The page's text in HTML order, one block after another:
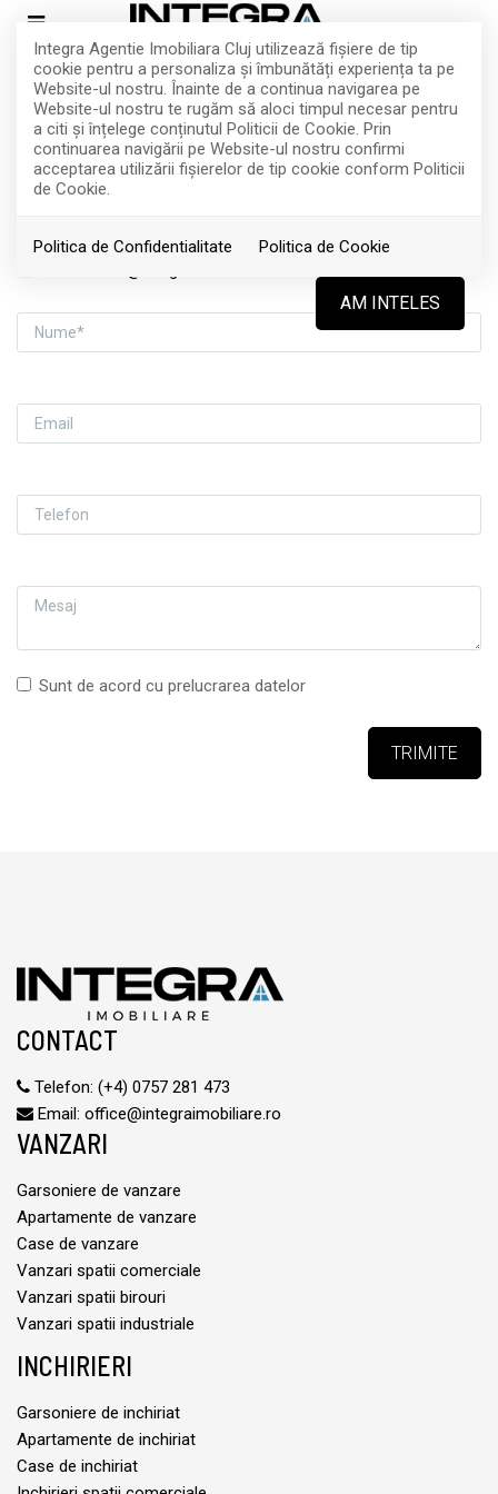
Integra Agentie Imobiliara Cluj utilizează fişiere de tip
cookie pentru a personaliza și îmbunătăți experiența ta pe
Website-ul nostru. Înainte de a continua navigarea pe
Website-ul nostru te rugăm să aloci timpul necesar pentru
a citi și înțelege conținutul Politicii de Cookie. Prin
continuarea navigării pe Website-ul nostru confirmi
acceptarea utilizării fişierelor de tip cookie conform Politicii
de Cookie.
Politica de Confidentialitate Politica de Cookie
AM INTELES
Contact
Mobil: (+4) 0757 281 473
Sunt de acord cu prelucrarea datelor
CONTACT
Telefon: (+4) 0757 281 473
Email: office@integraimobiliare.ro
VANZARI
Garsoniere de vanzare
Apartamente de vanzare
Case de vanzare
Vanzari spatii comerciale
Vanzari spatii birouri
Vanzari spatii industriale
INCHIRIERI
Garsoniere de inchiriat
Apartamente de inchiriat
Case de inchiriat